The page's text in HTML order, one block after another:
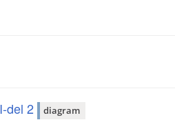
del 2 diagram